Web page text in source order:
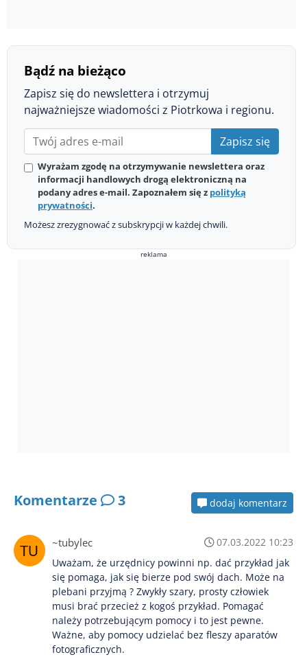
Bądź na bieżąco
Zapisz się do newslettera i otrzymuj
najważniejsze wiadomości z Piotrkowa i regionu.
Zapisz się
Wyrażam zgodę na otrzymywanie newslettera oraz
informacji handlowych drogą elektroniczną na
podany adres e-mail. Zapoznałem się z polityką
prywatności.
Możesz zrezygnować z subskrypcji w każdej chwili.
reklama
Komentarze 3 dodaj komentarz
~tubylec
07.03.2022 10:23
Uważam, że urzędnicy powinni np. dać przykład jak
się pomaga, jak się bierze pod swój dach. Może na
plebani przyjmą ? Zwykły szary, prosty człowiek
musi brać przecież z kogoś przykład. Pomagać
należy potrzebującym pomocy i to jest pewne.
Ważne, aby pomocy udzielać bez fleszy aparatów
fotograficznych.